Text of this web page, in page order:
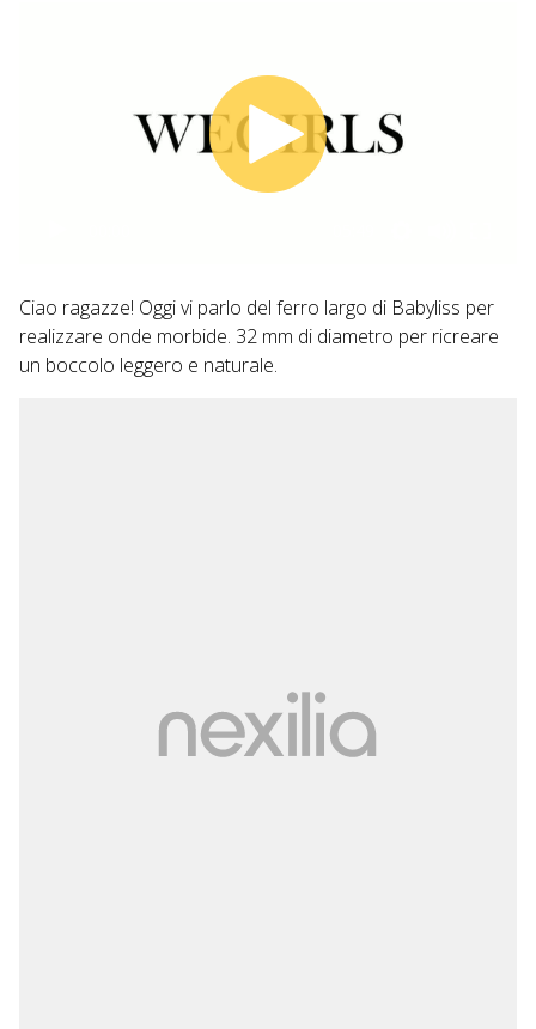
Ciao ragazze! Oggi vi parlo del ferro largo di Babyliss per
realizzare onde morbide. 32 mm di diametro per ricreare
un boccolo leggero e naturale.